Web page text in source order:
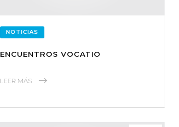
NOTICIAS
ENCUENTROS VOCATIO
LEER MÁS